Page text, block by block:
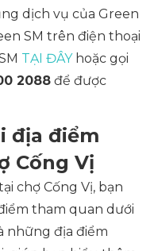
dịch vụ của Green
SM trên điện thoại
TẠI ĐÂYhoặc gọi
2088 để được
địa điểm
Cống Vị
chợ Cống Vị, bạn
tham quan dưới
những địa điểm